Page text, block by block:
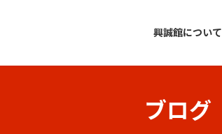
興誠館について
ブログ